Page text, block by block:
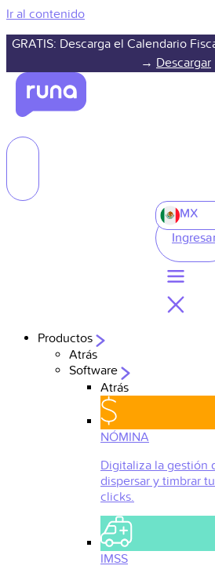
Ir al contenido
GRATIS: Descarga el Calendario
→ Descargar
MX
Productos
Atrás
Software
Atrás
NÓMINA
Digitaliza la gestión
dispersar y timbrar
clicks.
IMSS